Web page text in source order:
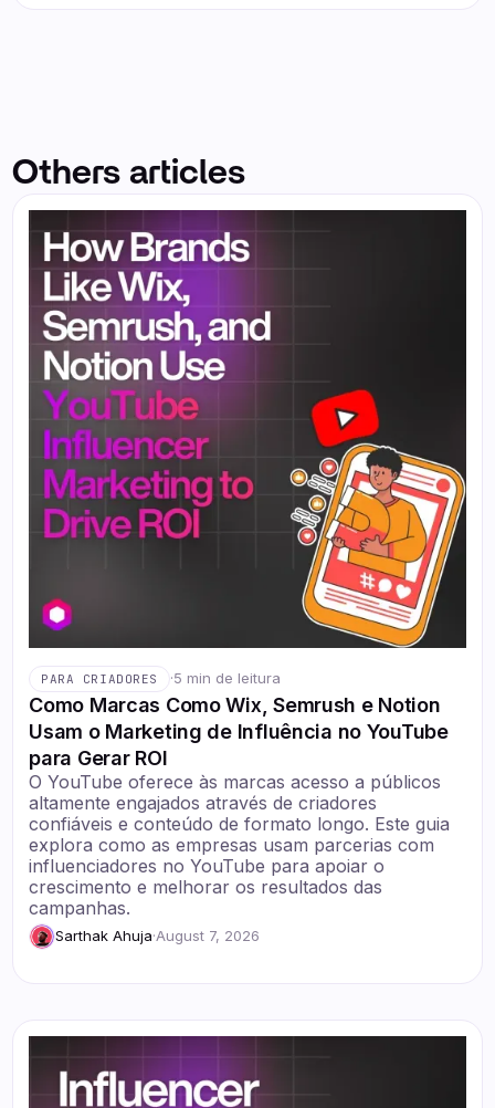
Others articles
PARA CRIADORES ·5 min de leitura
Como Marcas Como Wix, Semrush e Notion
Usam o Marketing de Influência no YouTube
para Gerar ROI
O YouTube oferece às marcas acesso a públicos
altamente engajados através de criadores
confiáveis e conteúdo de formato longo. Este guia
explora como as empresas usam parcerias com
influenciadores no YouTube para apoiar o
crescimento e melhorar os resultados das
campanhas.
Sarthak Ahuja·August 7, 2026